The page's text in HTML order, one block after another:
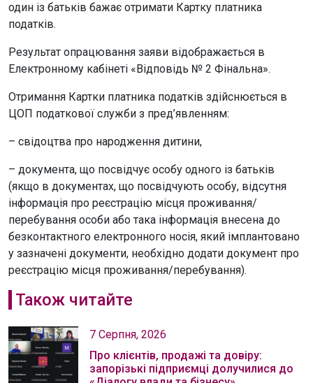
один із батьків бажає отримати Картку платника
податків.
Результат опрацювання заяви відображається в
Електронному кабінеті «Відповідь № 2 Фінальна».
Отримання Картки платника податків здійснюється в
ЦОП податкової служби з пред’явленням:
– свідоцтва про народження дитини,
– документа, що посвідчує особу одного із батьків
(якщо в документах, що посвідчують особу, відсутня
інформація про реєстрацію місця проживання/
перебування особи або така інформація внесена до
безконтактного електронного носія, який імплантовано
у зазначені документи, необхідно додати документ про
реєстрацію місця проживання/перебування).
Також читайте
7 Серпня, 2026
Про клієнтів, продажі та довіру:
запорізькі підприємці долучилися до